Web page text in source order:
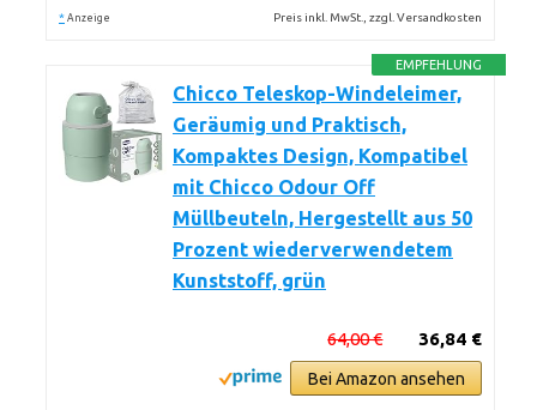
* Anzeige Preis inkl. MwSt., zzgl. Versandkosten
EMPFEHLUNG
Chicco Teleskop-Windeleimer,
Geräumig und Praktisch,
Kompaktes Design, Kompatibel
mit Chicco Odour Off
Müllbeuteln, Hergestellt aus 50
Prozent wiederverwendetem
Kunststoff, grün
36,84 €
64,00 €
Bei Amazon ansehen